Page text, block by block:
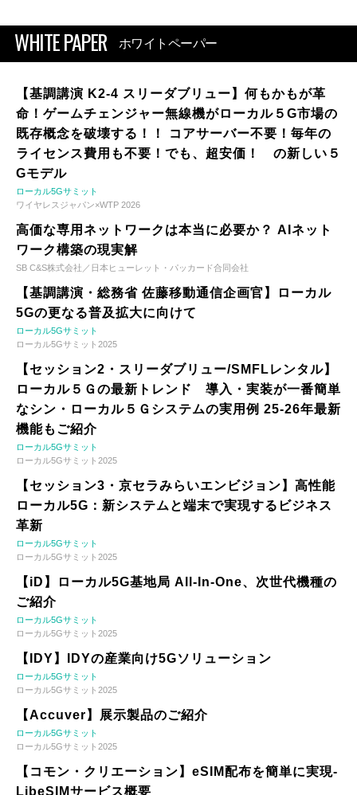
WHITE PAPER ホワイトペーパー
【基調講演 K2-4 スリーダブリュー】何もかもが革
命！ゲームチェンジャー無線機がローカル５G市場の
既存概念を破壊する！！ コアサーバー不要！毎年の
ライセンス費用も不要！でも、超安価！ の新しい５
Gモデル
ローカル5Gサミット
ワイヤレスジャパン×WTP 2026
高価な専用ネットワークは本当に必要か？ AIネット
ワーク構築の現実解
SB C&S株式会社／日本ヒューレット・パッカード合同会社
【基調講演・総務省 佐藤移動通信企画官】ローカル
5Gの更なる普及拡大に向けて
ローカル5Gサミット
ローカル5Gサミット2025
【セッション2・スリーダブリュー/SMFLレンタル】
ローカル５Ｇの最新トレンド 導入・実装が一番簡単
なシン・ローカル５Ｇシステムの実用例 25-26年最新
機能もご紹介
ローカル5Gサミット
ローカル5Gサミット2025
【セッション3・京セラみらいエンビジョン】高性能
ローカル5G：新システムと端末で実現するビジネス
革新
ローカル5Gサミット
ローカル5Gサミット2025
【iD】ローカル5G基地局 All-In-One、次世代機種の
ご紹介
ローカル5Gサミット
ローカル5Gサミット2025
【IDY】IDYの産業向け5Gソリューション
ローカル5Gサミット
ローカル5Gサミット2025
【Accuver】展示製品のご紹介
ローカル5Gサミット
ローカル5Gサミット2025
【コモン・クリエーション】eSIM配布を簡単に実現-
LibeSIMサービス概要